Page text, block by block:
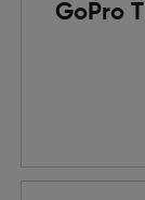
GoPro